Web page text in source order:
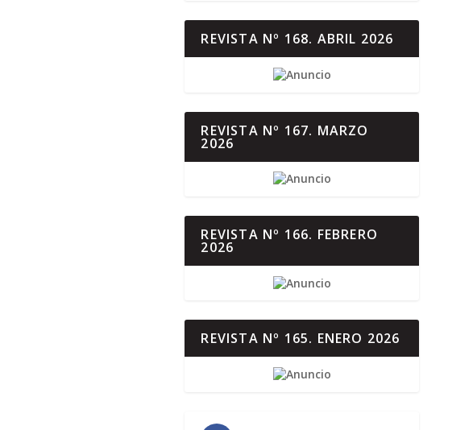
REVISTA Nº 168. ABRIL 2026
REVISTA Nº 167. MARZO
2026
REVISTA Nº 166. FEBRERO
2026
REVISTA Nº 165. ENERO 2026